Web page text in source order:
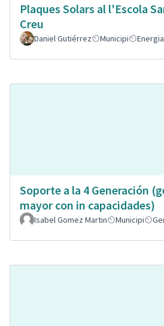
Plaques Solars al l'Escola
Creu
Daniel Gutiérrez Municipi
Soporte a la 4 Generación
mayor con in capacidades)
Isabel Gomez Martin Municipi